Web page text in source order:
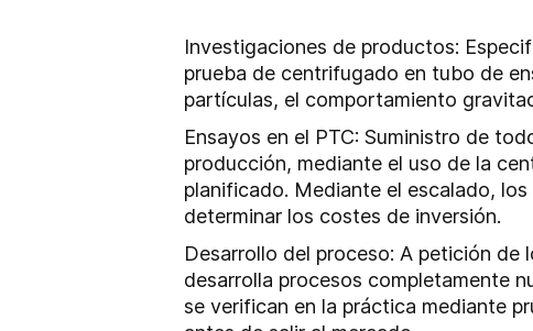
Investigaciones de productos:
prueba de centrifugado en tubo de
partículas, el comportamiento
Ensayos en el PTC: Suministro de
producción, mediante el uso de la
planificado. Mediante el escalado,
determinar los costes de inversión.
Desarrollo del proceso: A petición de
desarrolla procesos completamente
se verifican en la práctica mediante